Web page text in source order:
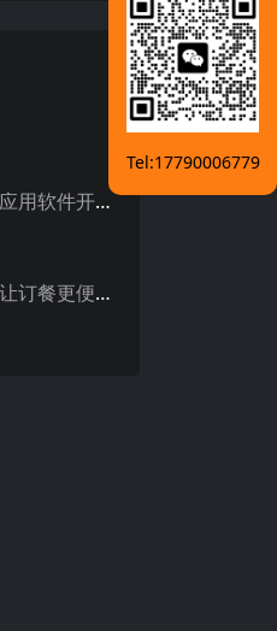
论需求分析对应用软件开发的重要性
外卖小程序：让订餐更便捷，吃货的福音
Tel:17790006779